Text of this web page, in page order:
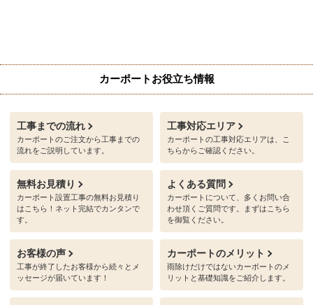
カーポートお役立ち情報
工事までの流れ
カーポートのご注文から工事までの
流れをご説明しています。
工事対応エリア
カーポートの工事対応エリアは、こ
ちらからご確認ください。
無料お見積り
カーポート設置工事の無料お見積り
はこちら！ネット完結でカンタンで
す。
よくある質問
カーポートについて、多くお問い合
わせ頂くご質問です。まずはこちら
を御覧ください。
お客様の声
工事が終了したお客様から続々とメ
ッセージが届いています！
カーポートのメリット
雨除けだけではないカーポートのメ
リットと基礎知識をご紹介します。